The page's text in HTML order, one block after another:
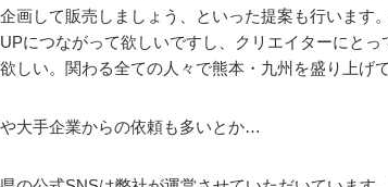
画して販売しましょう、といった提案も行います
につながって欲しいですし、クリエイターにと
しい。関わる全ての人々で熊本・九州を盛り上げ
や大手企業からの依頼も多いとか…